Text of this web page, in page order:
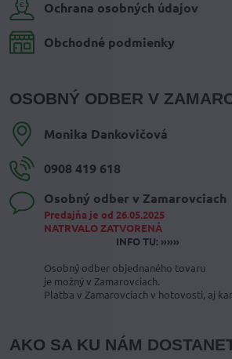
Ochrana osobných údajov
Obchodné podmienky
OSOBNÝ ODBER V
Monika Dankovičová
0908 419 618
Osobný odber v Zamarovciach
Predajňa je od 26.05.2025
NATRVALO ZATVORENÁ
INFO TU: »»»
Osobný odber objednaného tovaru
je možný v Zamarovciach.
Platba v Zamarovciach v hotovosti, aj
AKO SA KU NÁM